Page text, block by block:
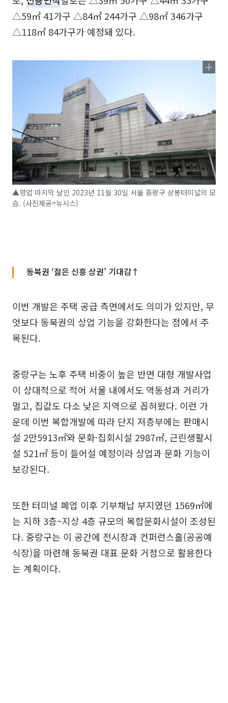
△59㎡ 41가구 △84㎡ 244가구 △98㎡ 346가구
△118㎡ 84가구가 예정돼 있다.
▲영업 마지막 날인 2023년 11월 30일 서울 중랑구 상봉터미널의 모
습. (사진제공=뉴시스)
동북권 ‘젊은 신흥 상권’ 기대감↑
이번 개발은 주택 공급 측면에서도 의미가 있지만, 무
엇보다 동북권의 상업 기능을 강화한다는 점에서 주
목된다.
중랑구는 노후 주택 비중이 높은 반면 대형 개발사업
이 상대적으로 적어 서울 내에서도 역동성과 거리가
멀고, 집값도 다소 낮은 지역으로 꼽혀왔다. 이런 가
운데 이번 복합개발에 따라 단지 저층부에는 판매시
설 2만5913㎡와 문화·집회시설 2987㎡, 근린생활시
설 521㎡ 등이 들어설 예정이라 상업과 문화 기능이
보강된다.
또한 터미널 폐업 이후 기부채납 부지였던 1569㎡에
는 지하 3층~지상 4층 규모의 복합문화시설이 조성된
다. 중랑구는 이 공간에 전시장과 컨퍼런스홀(공공예
식장)을 마련해 동북권 대표 문화 거점으로 활용한다
는 계획이다.